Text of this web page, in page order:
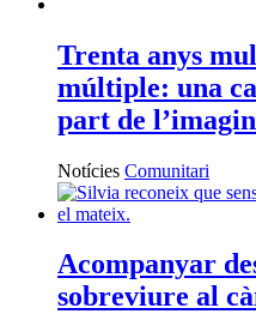
Trenta anys
múltiple: una
part de
Notícies Comunitari
Acompanyar
sobreviure al